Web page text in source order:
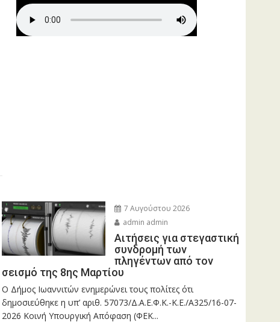
7 Αυγούστου 2026
admin admin
Αιτήσεις για στεγαστική
συνδρομή των
πληγέντων από τον
σεισμό της 8ης Μαρτίου
Ο Δήμος Ιωαννιτών ενημερώνει τους πολίτες ότι
δημοσιεύθηκε η υπ’ αριθ. 57073/Δ.Α.Ε.Φ.Κ.-Κ.Ε./Α325/16-07-
2026 Κοινή Υπουργική Απόφαση (ΦΕΚ...